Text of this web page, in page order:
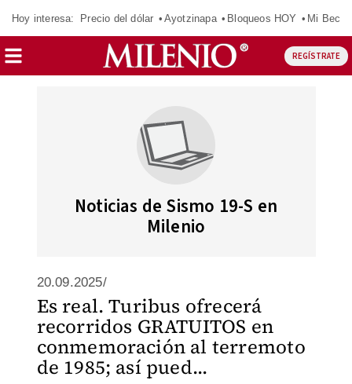
Hoy interesa: Precio del dólar Ayotzinapa Bloqueos HOY Mi Beca
REGÍSTRATE
Noticias de Sismo 19-S en
Milenio
20.09.2025/
Es real. Turibus ofrecerá
recorridos GRATUITOS en
conmemoración al terremoto
de 1985; así pued...